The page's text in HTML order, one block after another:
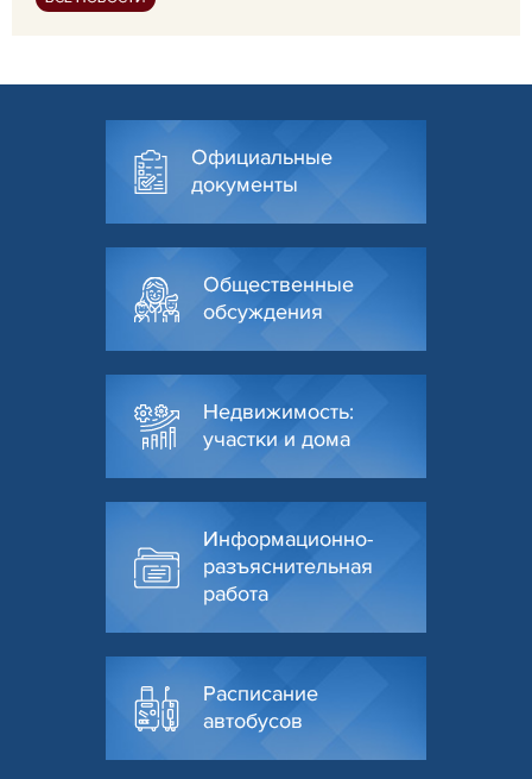
Официальные
документы
Общественные
обсуждения
Недвижимость:
участки и дома
Информационно-
разъяснительная
работа
Расписание
автобусов